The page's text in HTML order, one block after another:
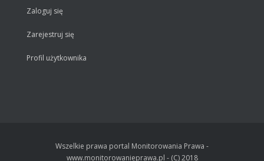
Zaloguj się
Zarejestruj się
Profil użytkownika
Wszelkie prawa portal Monitorowania Prawa -
www.monitorowanieprawa.pl - (C) 2018